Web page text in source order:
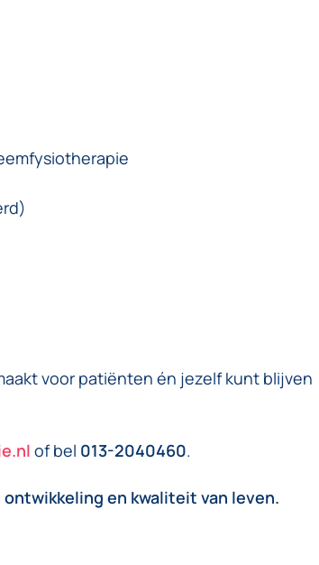
voor patiënten én jezelf kunt blijven
of bel 013-2040460.
en kwaliteit van leven.